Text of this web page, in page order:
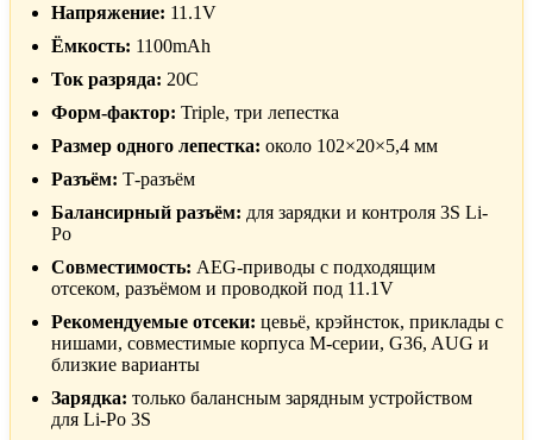
Напряжение: 11.1V
Ёмкость: 1100mAh
Ток разряда: 20C
Форм-фактор: Triple, три лепестка
Размер одного лепестка: около 102×20×5,4 мм
Разъём: Т-разъём
Балансирный разъём: для зарядки и контроля 3S Li-
Po
Совместимость: AEG-приводы с подходящим
отсеком, разъёмом и проводкой под 11.1V
Рекомендуемые отсеки: цевьё, крэйнсток, приклады с
нишами, совместимые корпуса M-серии, G36, AUG и
близкие варианты
Зарядка: только балансным зарядным устройством
для Li-Po 3S